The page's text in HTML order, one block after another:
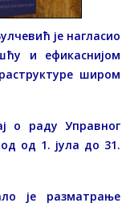
је нагласио
и ефикаснијом
широм
о раду Управног
од 1. јула до 31.
је разматрање